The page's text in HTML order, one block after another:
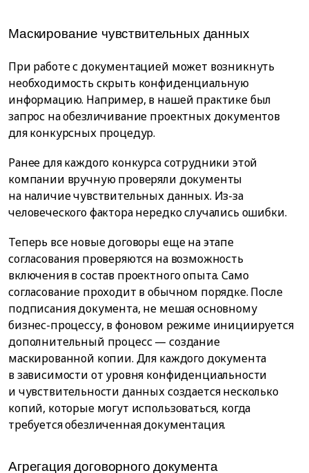
Маскирование чувствительных данных
При работе с документацией может возникнуть
необходимость скрыть конфиденциальную
информацию. Например, в нашей практике был
запрос на обезличивание проектных документов
для конкурсных процедур.
Ранее для каждого конкурса сотрудники этой
компании вручную проверяли документы
на наличие чувствительных данных. Из-за
человеческого фактора нередко случались ошибки.
Теперь все новые договоры еще на этапе
согласования проверяются на возможность
включения в состав проектного опыта. Само
согласование проходит в обычном порядке. После
подписания документа, не мешая основному
бизнес-процессу, в фоновом режиме инициируется
дополнительный процесс — создание
маскированной копии. Для каждого документа
в зависимости от уровня конфиденциальности
и чувствительности данных создается несколько
копий, которые могут использоваться, когда
требуется обезличенная документация.
Агрегация договорного документа